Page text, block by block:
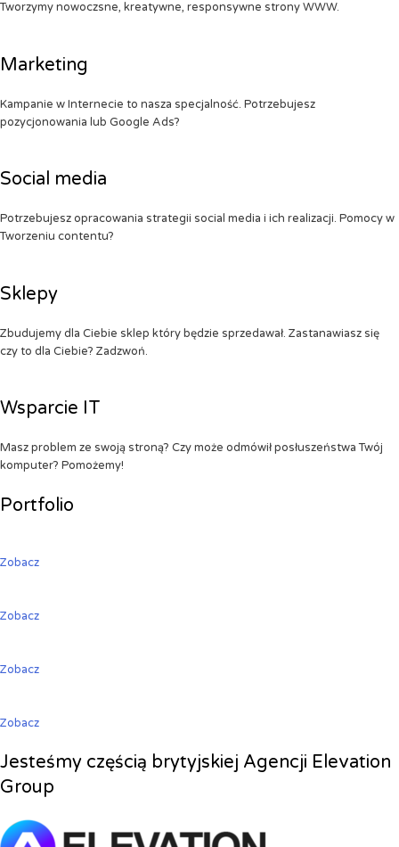
Tworzymy nowoczsne, kreatywne, responsywne strony WWW.
Marketing
Kampanie w Internecie to nasza specjalność. Potrzebujesz
pozycjonowania lub Google Ads?
Social media
Potrzebujesz opracowania strategii social media i ich realizacji. Pomocy w
Tworzeniu contentu?
Sklepy
Zbudujemy dla Ciebie sklep który będzie sprzedawał. Zastanawiasz się
czy to dla Ciebie? Zadzwoń.
Wsparcie IT
Masz problem ze swoją stroną? Czy może odmówił posłuszeństwa Twój
komputer? Pomożemy!
Portfolio
Zobacz
Zobacz
Zobacz
Zobacz
Jesteśmy częścią brytyjskiej Agencji Elevation
Group